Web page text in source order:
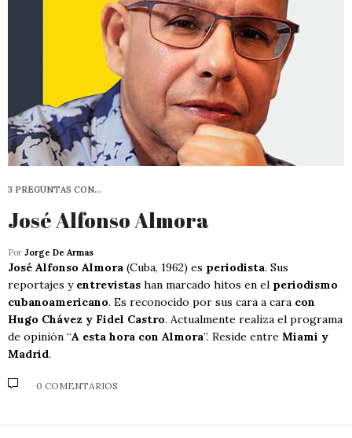
3 PREGUNTAS CON…
José Alfonso Almora
Por Jorge De Armas
José Alfonso Almora (Cuba, 1962) es periodista. Sus
reportajes y entrevistas han marcado hitos en el periodismo
cubanoamericano. Es reconocido por sus cara a cara con
Hugo Chávez y Fidel Castro. Actualmente realiza el programa
de opinión “A esta hora con Almora”. Reside entre Miami y
Madrid.
0 COMENTARIOS